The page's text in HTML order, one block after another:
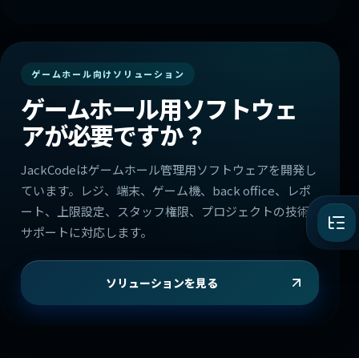
ゲームホール向けソリューション
ゲームホール用ソフトウェ
アが必要ですか？
JackCodeはゲームホール管理用ソフトウェアを開発し
ています。レジ、端末、ゲーム機、back office、レポ
ート、上限設定、スタッフ権限、プロジェクトの技術
サポートに対応します。
ソリューションを見る